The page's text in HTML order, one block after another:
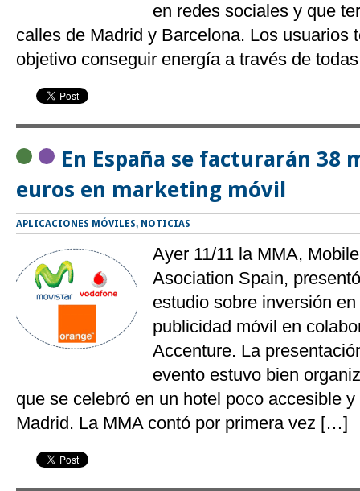
en redes sociales y que
calles de Madrid y Barcelona. Los usuarios
objetivo conseguir energía a través de
En España se facturarán 38
euros en marketing móvil
APLICACIONES MÓVILES, NOTICIAS
Ayer 11/11 la MMA,
Asociation Spain,
estudio sobre inversión
publicidad móvil en
Accenture. La
evento estuvo bien
que se celebró en un hotel poco accesible
Madrid. La MMA contó por primera vez […]